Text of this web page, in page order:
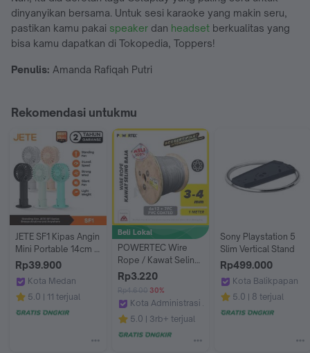
dinyanyikan bersama. Untuk sesi karaoke yang makin seru,
pastikan kamu pakai speaker dan headset berkualitas yang
bisa kamu dapatkan di Tokopedia, Toppers!
Penulis: Amanda Rafiqah Putri
Rekomendasi untukmu
JETE SF1 Kipas Angin
Mini Portable 14cm
with Holder Dock -
Garansi 2 Tahun
Rp39.900
Kota Medan
Doran Gadget Official Store
5.0 11 terjual
Beli Lokal
POWERTEC Wire
Rope / Kawat Seling
Baja 6x12 7FC PVC
3-4mm   - 1 Meter
Rp3.220
Rp4.600 30%
Kota Administrasi Jakarta Pusat
megajaya.co.id
5.0 3rb+ terjual
Sony Playstation 5
Slim Vertical Stand
Rp499.000
Kota Balikpapan
Andalas
5.0 8 terjual